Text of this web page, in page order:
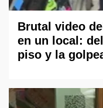
Brutal video
en un local:
piso y la